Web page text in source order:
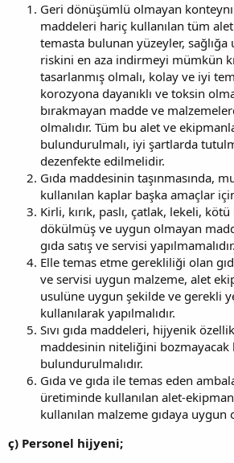
Geri dönüşümlü olmayan
maddeleri hariç kullanılan tüm
temasta bulunan yüzeyler,
riskini en aza indirmeyi mümkün
tasarlanmış olmalı, kolay ve iyi
korozyona dayanıklı ve toksin
bırakmayan madde ve
olmalıdır. Tüm bu alet ve
bulundurulmalı, iyi şartlarda
dezenfekte edilmelidir.
Gıda maddesinin taşınmasında,
kullanılan kaplar başka amaçlar
Kirli, kırık, paslı, çatlak, lekeli, kötü
dökülmüş ve uygun olmayan
gıda satış ve servisi yapılmamalıdır.
Elle temas etme gerekliliği olan
ve servisi uygun malzeme, alet
usulüne uygun şekilde ve gerekli
kullanılarak yapılmalıdır.
Sıvı gıda maddeleri, hijyenik
maddesinin niteliğini bozmayacak
bulundurulmalıdır.
Gıda ve gıda ile temas eden
üretiminde kullanılan alet-
kullanılan malzeme gıdaya uygun
ç) Personel hijyeni;